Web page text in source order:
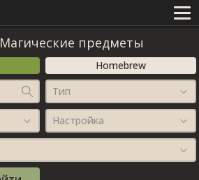
Магические предметы
Homebrew
Тип
Настройка